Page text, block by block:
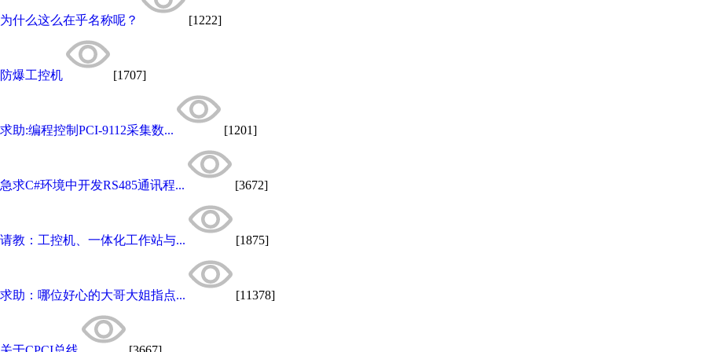
为什么这么在乎名称呢？ [1222]
防爆工控机 [1707]
求助:编程控制PCI-9112采集数... [1201]
急求C#环境中开发RS485通讯程... [3672]
请教：工控机、一体化工作站与... [1875]
求助：哪位好心的大哥大姐指点... [11378]